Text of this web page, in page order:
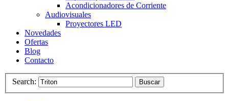
Acondicionadores de Corriente
Audiovisuales
Proyectores LED
Novedades
Ofertas
Blog
Contacto
Search: Buscar